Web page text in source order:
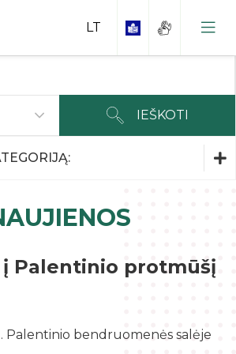
tapti skaitytoju?
skaitykla
piliečiai
dokumentai
IEŠKOTI
į Palentinio protmūšį
Palentinio bendruomenės salėje